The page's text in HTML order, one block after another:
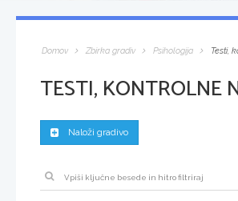
Domov Zbirka gradiv Psihologija Testi,
TESTI, KONTROLNE
Naloži gradivo